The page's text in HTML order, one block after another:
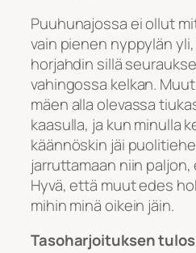
Puuhunajossa ei ollut
vain pienen nyppylän
horjahdin sillä
vahingossa kelkan.
mäen alla olevassa
kaasulla, ja kun minulla
käännöskin jäi
jarruttamaan niin
Hyvä, että muut edes
mihin minä oikein jäin.
Tasoharjoituksen